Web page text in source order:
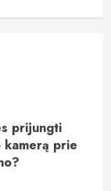
prijungti
kamerą prie